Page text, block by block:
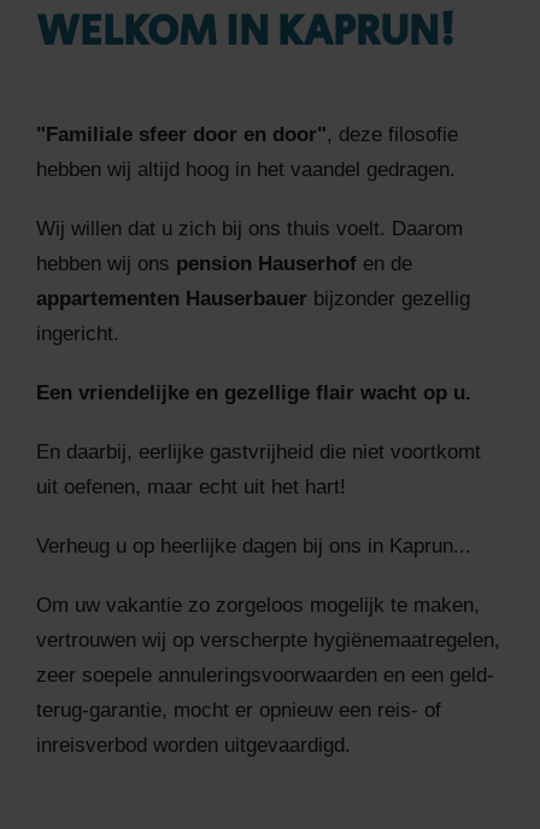
WELKOM IN KAPRUN!
"Familiale sfeer door en door", deze filosofie
hebben wij altijd hoog in het vaandel gedragen.
Wij willen dat u zich bij ons thuis voelt. Daarom
hebben wij ons pension Hauserhof en de
appartementen Hauserbauer bijzonder gezellig
ingericht.
Een vriendelijke en gezellige flair wacht op u.
En daarbij, eerlijke gastvrijheid die niet voortkomt
uit oefenen, maar echt uit het hart!
Verheug u op heerlijke dagen bij ons in Kaprun...
Om uw vakantie zo zorgeloos mogelijk te maken,
vertrouwen wij op verscherpte hygiënemaatregelen,
zeer soepele annuleringsvoorwaarden en een geld-
terug-garantie, mocht er opnieuw een reis- of
inreisverbod worden uitgevaardigd.